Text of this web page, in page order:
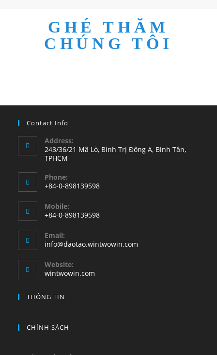
GHÉ THĂM
CHÚNG TÔI
Contact Info
Address:
243/36/21 Mã Lò, Bình Trị Đông A, Bình Tân,
TPHCM
Phone:
+84-0-898139598
Mobile:
+84-0-898139598
Email:
info@daotao.wintwowin.com
Website:
wintwowin.com
THÔNG TIN
CHÍNH SÁCH